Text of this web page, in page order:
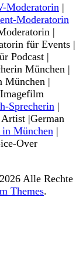
Moderatorin |
Moderatorin
|
für Events |
Podcast |
München |
München |
Sprecherin |
|German
in München |
Over
Alle Rechte
Themes.